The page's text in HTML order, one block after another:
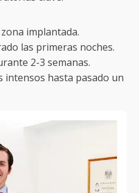
implantada.
las primeras noches.
2-3 semanas.
intensos hasta pasado un